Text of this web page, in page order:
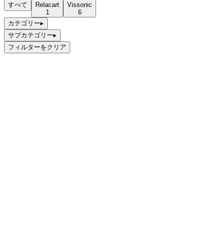
すべて
Relacart
1
Vissonic
6
カテゴリー▸
サブカテゴリー▸
フィルターをクリア